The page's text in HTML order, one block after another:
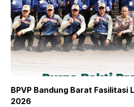
BPVP Bandung Barat Fasilitasi
2026